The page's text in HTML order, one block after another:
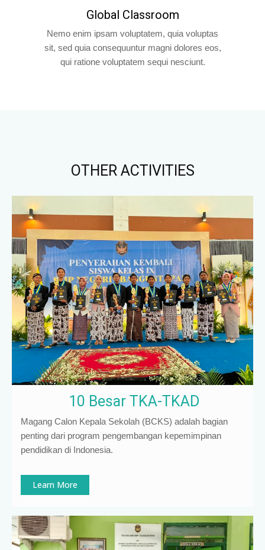
Global Classroom
Nemo enim ipsam voluptatem, quia voluptas
sit, sed quia consequuntur magni dolores eos,
qui ratione voluptatem sequi nesciunt.
OTHER ACTIVITIES
10 Besar TKA-TKAD
Magang Calon Kepala Sekolah (BCKS) adalah bagian
penting dari program pengembangan kepemimpinan
pendidikan di Indonesia.
Learn More